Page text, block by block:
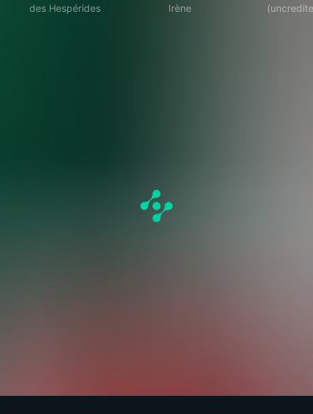
des Hespérides
Irène